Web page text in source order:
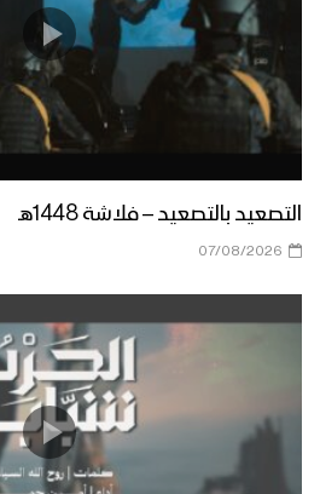
التصعيد بالتصعيد – فلاشة 1448هـ
07/08/2026